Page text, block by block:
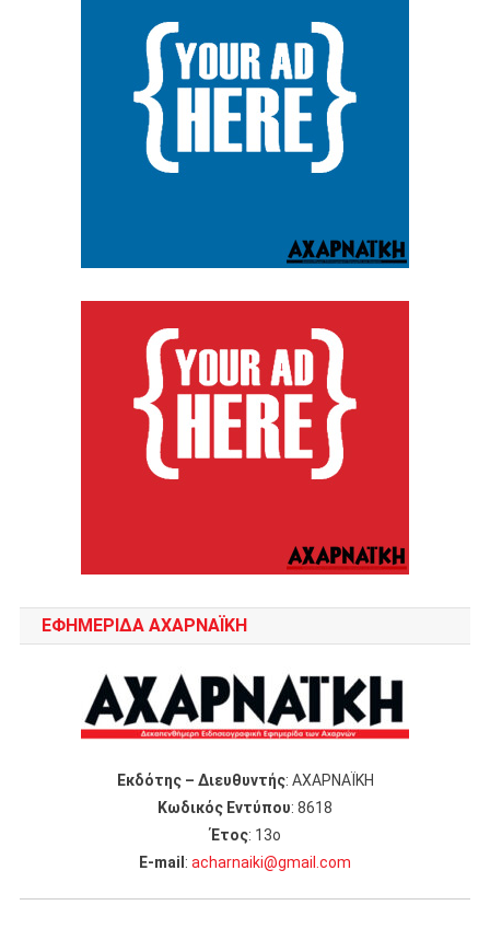
ΕΦΗΜΕΡΙΔΑ ΑΧΑΡΝΑΪΚΗ
Εκδότης – Διευθυντής: ΑΧΑΡΝΑΪΚΗ
Κωδικός Εντύπου: 8618
Έτος: 13ο
Ε-mail : acharnaiki@gmail.com